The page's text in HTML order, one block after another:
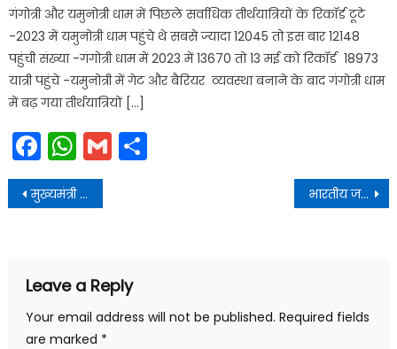
गंगोत्री और यमुनोत्री धाम में पिछले सर्वाधिक तीर्थयात्रियों के रिकॉर्ड टूटे
-2023 में यमुनोत्री धाम पहुंचे थे सबसे ज्यादा 12045 तो इस बार 12148
पहुंची संख्या -गंगोत्री धाम में 2023 में 13670 तो 13 मई को रिकॉर्ड 18973
यात्री पहुंचे -यमुनोत्री में गेट और बैरियर व्यवस्था बनाने के बाद गंगोत्री धाम
में बढ़ गया तीर्थयात्रियों […]
Facebook
WhatsApp
Gmail
Post
navigation
मुख्यमंत्री ने लोक गायक नरेन्द्र सिंह नेगी को किया सम्मानित भारतीय जनता पार्टी उत्तराखंड प्रदेश संगठन द्वारा जिला पंचायत सदस्यों का दो दिवसीय अभ्यास वर्ग हरिद्वार स्थित होटल गार्डेनिया में आरंभ किया गया l
Leave a Reply
Your email address will not be published. Required fields
are marked *